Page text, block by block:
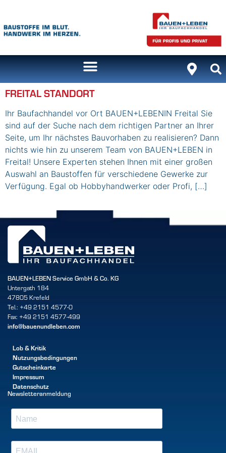
FREITAL STANDORT
Ihr Baufachhandel vor Ort BAUEN+LEBENIN Freital Sie
sind auf der Suche nach dem richtigen Partner an Ihrer
Seite, um Ihr nächstes Bauvorhaben zu realisieren? Dann
nichts wie hin zu unserem Team von BAUEN+LEBEN in
Freital! Unsere Experten stehen Ihnen mit einer großen
Auswahl an Baustoffen für verschiedene Gewerke zur
Verfügung. Egal ob Hobbyhandwerker oder Profi, […]
BAUEN+LEBEN Service GmbH & Co. KG
Untergath 184
47805 Krefeld
Tel.: +49 2151 4577-0
Fax: +49 2151 4577-499
info@bauenundleben.com
Lob & Kritik
Nutzungsbedingungen
Gutscheinkarte
Impressum
Datenschutz
Newsletteranmeldung